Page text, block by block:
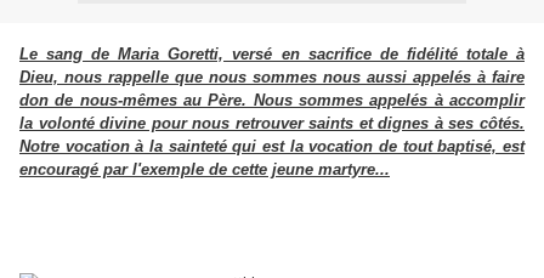
Le sang de Maria Goretti, versé en sacrifice de fidélité totale à
Dieu, nous rappelle que nous sommes nous aussi appelés à faire
don de nous-mêmes au Père. Nous sommes appelés à accomplir
la volonté divine pour nous retrouver saints et dignes à ses côtés.
Notre vocation à la sainteté qui est la vocation de tout baptisé, est
encouragé par l'exemple de cette jeune martyre...